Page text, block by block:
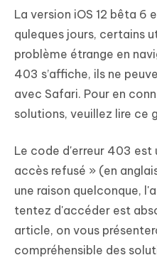
La version iOS 12 bêta 6
quleques jours, certains
problème étrange en
403 s’affiche, ils ne
avec Safari. Pour en
solutions, veuillez lire ce
Le code d'erreur 403 est
accès refusé » (en
une raison quelconque,
tentez d'accéder est
article, on vous
compréhensible des